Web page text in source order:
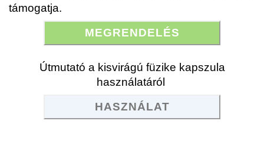
támogatja.
MEGRENDELÉS
Útmutató a kisvirágú füzike kapszula
használatáról
HASZNÁLAT